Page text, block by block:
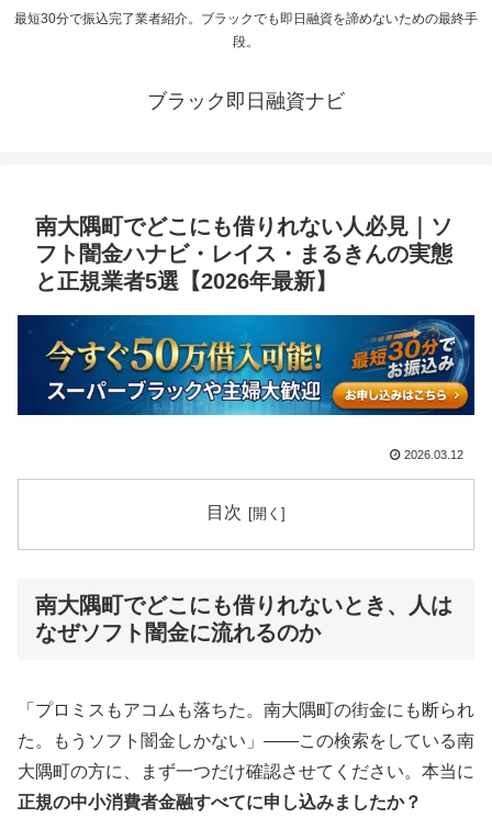
最短30分で振込完了業者紹介。ブラックでも即日融資を諦めないための最終手
段。
ブラック即日融資ナビ
南大隅町でどこにも借りれない人必見｜ソ
フト闇金ハナビ・レイス・まるきんの実態
と正規業者5選【2026年最新】
2026.03.12
目次
南大隅町でどこにも借りれないとき、人は
なぜソフト闇金に流れるのか
「プロミスもアコムも落ちた。南大隅町の街金にも断られ
た。もうソフト闇金しかない」——この検索をしている南
大隅町の方に、まず一つだけ確認させてください。本当に
正規の中小消費者金融すべてに申し込みましたか？